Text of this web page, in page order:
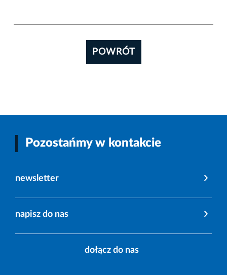
POWRÓT
Pozostańmy w kontakcie
newsletter
napisz do nas
dołącz do nas